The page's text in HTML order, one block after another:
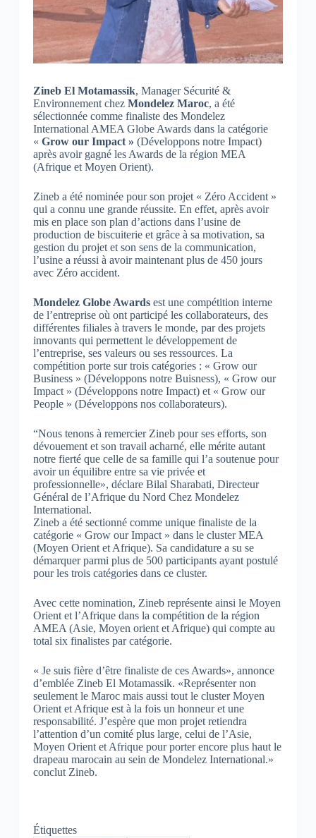
Zineb El Motamassik, Manager Sécurité &
Environnement chez Mondelez Maroc, a été
sélectionnée comme finaliste des Mondelez
International AMEA Globe Awards dans la catégorie
« Grow our Impact » (Développons notre Impact)
après avoir gagné les Awards de la région MEA
(Afrique et Moyen Orient).
Zineb a été nominée pour son projet « Zéro Accident »
qui a connu une grande réussite. En effet, après avoir
mis en place son plan d’actions dans l’usine de
production de biscuiterie et grâce à sa motivation, sa
gestion du projet et son sens de la communication,
l’usine a réussi à avoir maintenant plus de 450 jours
avec Zéro accident.
Mondelez Globe Awardsest une compétition interne
de l’entreprise où ont participé les collaborateurs, des
différentes filiales à travers le monde, par des projets
innovants qui permettent le développement de
l’entreprise, ses valeurs ou ses ressources. La
compétition porte sur trois catégories : « Grow our
Business » (Développons notre Buisness), « Grow our
Impact » (Développons notre Impact) et « Grow our
People » (Développons nos collaborateurs).
“Nous tenons à remercier Zineb pour ses efforts, son
dévouement et son travail acharné, elle mérite autant
notre fierté que celle de sa famille qui l’a soutenue pour
avoir un équilibre entre sa vie privée et
professionnelle», déclare Bilal Sharabati, Directeur
Général de l’Afrique du Nord Chez Mondelez
International.
Zineb a été sectionné comme unique finaliste de la
catégorie « Grow our Impact » dans le cluster MEA
(Moyen Orient et Afrique). Sa candidature a su se
démarquer parmi plus de 500 participants ayant postulé
pour les trois catégories dans ce cluster.
Avec cette nomination, Zineb représente ainsi le Moyen
Orient et l’Afrique dans la compétition de la région
AMEA (Asie, Moyen orient et Afrique) qui compte au
total six finalistes par catégorie.
« Je suis fière d’être finaliste de ces Awards», annonce
d’emblée Zineb El Motamassik. «Représenter non
seulement le Maroc mais aussi tout le cluster Moyen
Orient et Afrique est à la fois un honneur et une
responsabilité. J’espère que mon projet retiendra
l’attention d’un comité plus large, celui de l’Asie,
Moyen Orient et Afrique pour porter encore plus haut le
drapeau marocain au sein de Mondelez International.»
conclut Zineb.
Étiquettes